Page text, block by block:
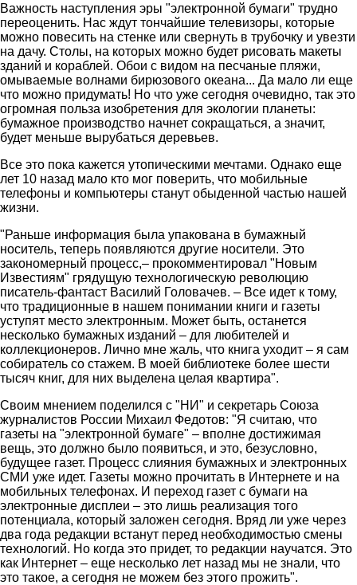
Важность наступления эры "электронной бумаги" трудно
переоценить. Нас ждут тончайшие телевизоры, которые
можно повесить на стенке или свернуть в трубочку и увезти
на дачу. Столы, на которых можно будет рисовать макеты
зданий и кораблей. Обои с видом на песчаные пляжи,
омываемые волнами бирюзового океана... Да мало ли еще
что можно придумать! Но что уже сегодня очевидно, так это
огромная польза изобретения для экологии планеты:
бумажное производство начнет сокращаться, а значит,
будет меньше вырубаться деревьев.
Все это пока кажется утопическими мечтами. Однако еще
лет 10 назад мало кто мог поверить, что мобильные
телефоны и компьютеры станут обыденной частью нашей
жизни.
"Раньше информация была упакована в бумажный
носитель, теперь появляются другие носители. Это
закономерный процесс,– прокомментировал "Новым
Известиям" грядущую технологическую революцию
писатель-фантаст Василий Головачев. – Все идет к тому,
что традиционные в нашем понимании книги и газеты
уступят место электронным. Может быть, останется
несколько бумажных изданий – для любителей и
коллекционеров. Лично мне жаль, что книга уходит – я сам
собиратель со стажем. В моей библиотеке более шести
тысяч книг, для них выделена целая квартира".
Своим мнением поделился с "НИ" и секретарь Союза
журналистов России Михаил Федотов: "Я считаю, что
газеты на "электронной бумаге" – вполне достижимая
вещь, это должно было появиться, и это, безусловно,
будущее газет. Процесс слияния бумажных и электронных
СМИ уже идет. Газеты можно прочитать в Интернете и на
мобильных телефонах. И переход газет с бумаги на
электронные дисплеи – это лишь реализация того
потенциала, который заложен сегодня. Вряд ли уже через
два года редакции встанут перед необходимостью смены
технологий. Но когда это придет, то редакции научатся. Это
как Интернет – еще несколько лет назад мы не знали, что
это такое, а сегодня не можем без этого прожить".